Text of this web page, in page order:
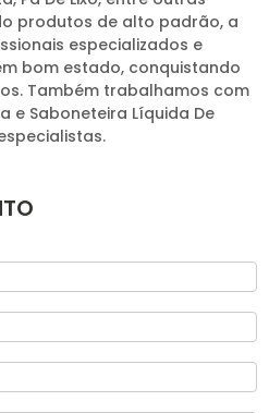
produtos de alto padrão, a
especializados e
bom estado, conquistando
Também trabalhamos com
e Saboneteira Líquida De